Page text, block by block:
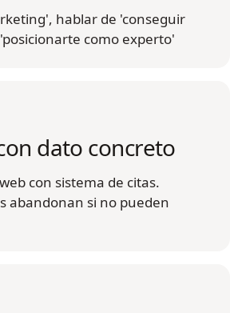
hablar de 'conseguir
como experto'
dato concreto
con sistema de citas.
abandonan si no pueden